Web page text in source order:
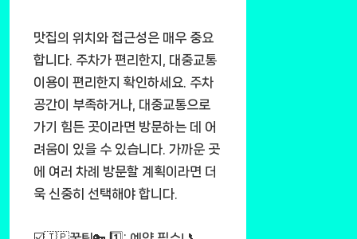
맛집의 위치와 접근성은 매우 중요
합니다. 주차가 편리한지, 대중교통
이용이 편리한지 확인하세요. 주차
공간이 부족하거나, 대중교통으로
가기 힘든 곳이라면 방문하는 데 어
려움이 있을 수 있습니다. 가까운 곳
에 여러 차례 방문할 계획이라면 더
욱 신중히 선택해야 합니다.